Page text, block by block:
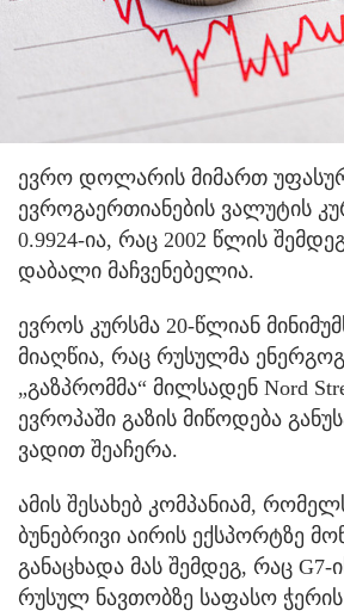
ევრო დოლარის მიმართ
ევროგაერთიანების ვალუტის
0.9924-ია, რაც 2002 წლის
დაბალი მაჩვენებელია.
ევროს კურსმა 20-წლიან
მიაღწია, რაც რუსულმა
„გაზპრომმა“ მილსადენ Nord
ევროპაში გაზის მიწოდება
ვადით შეაჩერა.
ამის შესახებ კომპანიამ,
ბუნებრივი აირის ექსპორტზე
განაცხადა მას შემდეგ, რაც G7-
რუსულ ნავთობზე საფასო ჭერის